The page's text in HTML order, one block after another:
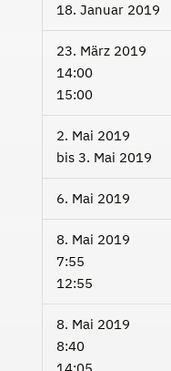
18. Januar 2019
23. März 2019
14:00
15:00
2. Mai 2019
bis 3. Mai 2019
6. Mai 2019
8. Mai 2019
7:55
12:55
8. Mai 2019
8:40